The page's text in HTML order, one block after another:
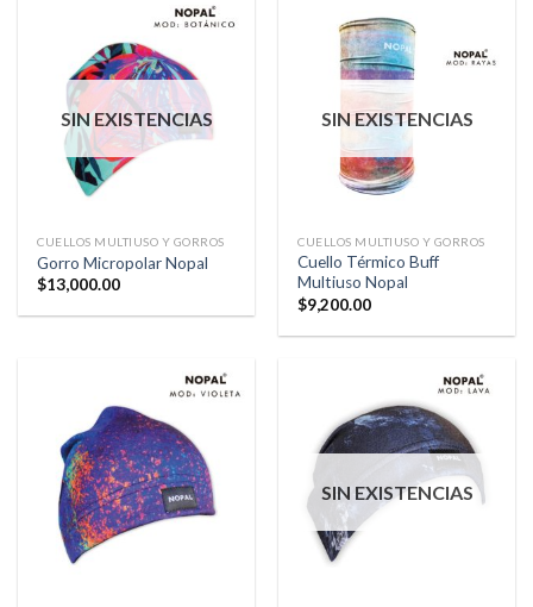
SIN EXISTENCIAS
CUELLOS MULTIUSO Y GORROS
Gorro Micropolar Nopal
$13,000.00
SIN EXISTENCIAS
CUELLOS MULTIUSO Y GORROS
Cuello Térmico Buff
Multiuso Nopal
$9,200.00
SIN EXISTENCIAS